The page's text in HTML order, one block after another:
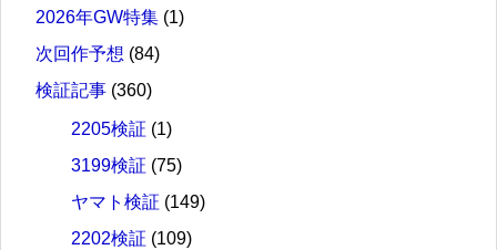
2026年GW特集 (1)
次回作予想 (84)
検証記事 (360)
2205検証 (1)
3199検証 (75)
ヤマト検証 (149)
2202検証 (109)